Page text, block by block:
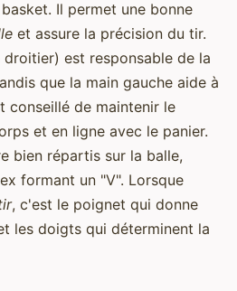
Il permet une bonne
et assure la précision du tir.
est responsable de la
que la main gauche aide à
conseillé de maintenir le
et en ligne avec le panier.
bien répartis sur la balle,
formant un "V". Lorsque
, c'est le poignet qui donne
les doigts qui déterminent la